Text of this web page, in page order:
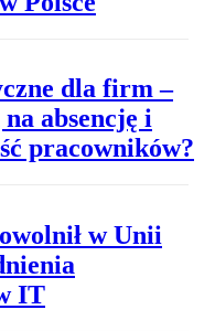
dla firm –
absencję i
pracowników?
w Unii
IT